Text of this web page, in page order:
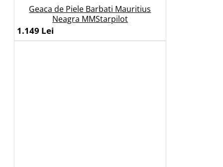
Geaca de Piele Barbati Mauritius
Neagra MMStarpilot
1.149 Lei